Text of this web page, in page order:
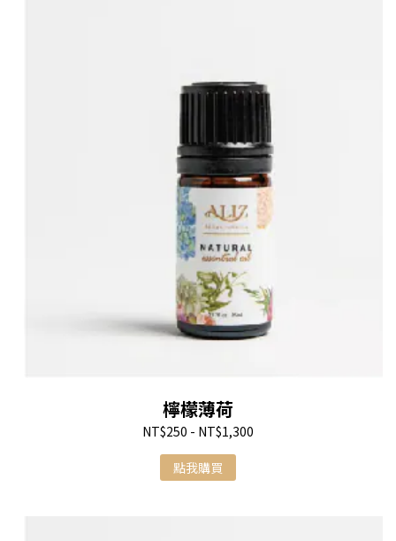
檸檬薄荷
NT$250 - NT$1,300
點我購買